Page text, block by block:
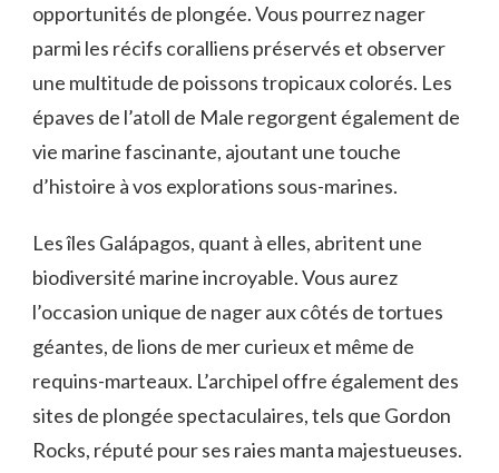
opportunités de plongée. Vous pourrez‌ nager
parmi les récifs coralliens préservés et observer
une multitude de poissons tropicaux colorés. Les
épaves de l’atoll de‌ Male ⁣regorgent également ⁤de
vie⁤ marine fascinante, ajoutant une touche⁣
d’histoire à vos explorations sous-marines.
Les îles‍ Galápagos,⁢ quant‍ à elles, abritent une
biodiversité marine incroyable.‌ Vous aurez
l’occasion unique de nager aux côtés de tortues
⁣géantes,​ de lions de mer curieux et même de
requins-marteaux. L’archipel⁢ offre également ‌des
sites de plongée spectaculaires, tels ⁤que Gordon
Rocks, réputé pour ses raies manta⁢ majestueuses.